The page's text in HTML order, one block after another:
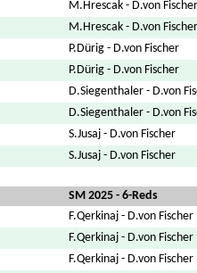
M.Hrescak - D.von Fischer
M.Hrescak - D.von Fischer
P.Dürig - D.von Fischer
P.Dürig - D.von Fischer
D.Siegenthaler - D.von
D.Siegenthaler - D.von
S.Jusaj - D.von Fischer
S.Jusaj - D.von Fischer
SM 2025 - 6-Reds
F.Qerkinaj - D.von Fischer
F.Qerkinaj - D.von Fischer
F.Qerkinaj - D.von Fischer